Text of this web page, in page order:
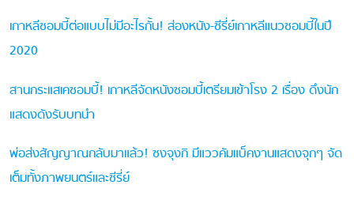
เกาหลีซอมบี้ต่อแบบไม่มีอะไรกั้น! ส่องหนัง-ซีรี่ย์เกาหลีแนวซอมบี้ในปี
2020
สานกระแสเคซอมบี้! เกาหลีจัดหนังซอมบี้เตรียมเข้าโรง 2 เรื่อง ดึงนัก
แสดงดังรับบทนำ
พ่อส่งสัญญาณกลับมาแล้ว! ซงจุงกิ มีแววคัมแบ็คงานแสดงจุกๆ จัด
เต็มทั้งภาพยนตร์และซีรี่ย์